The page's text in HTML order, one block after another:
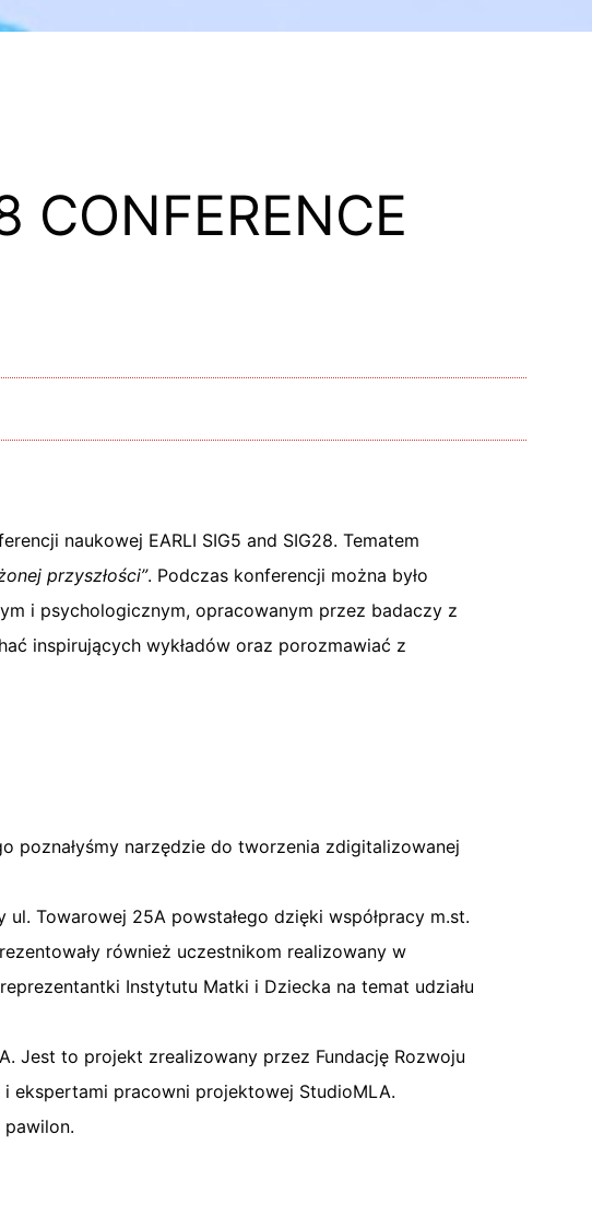
CONFERENCE
naukowej EARLI SIG5 and SIG28. Tematem
przyszłości”. Podczas konferencji można było
i psychologicznym, opracowanym przez badaczy z
inspirujących wykładów oraz porozmawiać z
poznałyśmy narzędzie do tworzenia zdigitalizowanej
Towarowej 25A powstałego dzięki współpracy m.st.
również uczestnikom realizowany w
Instytutu Matki i Dziecka na temat udziału
Jest to projekt zrealizowany przez Fundację Rozwoju
ekspertami pracowni projektowej StudioMLA.